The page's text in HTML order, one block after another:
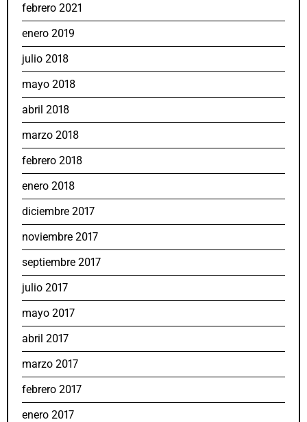
febrero 2021
enero 2019
julio 2018
mayo 2018
abril 2018
marzo 2018
febrero 2018
enero 2018
diciembre 2017
noviembre 2017
septiembre 2017
julio 2017
mayo 2017
abril 2017
marzo 2017
febrero 2017
enero 2017